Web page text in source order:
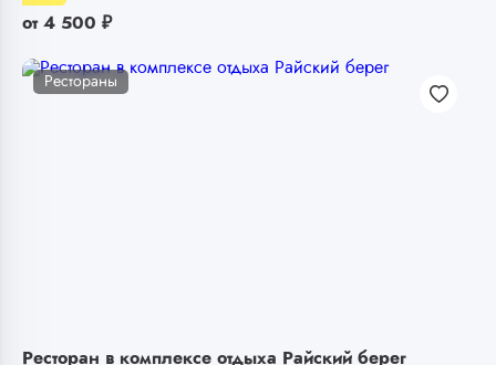
от 4 500 ₽
Рестораны
Ресторан в комплексе отдыха Райский берег